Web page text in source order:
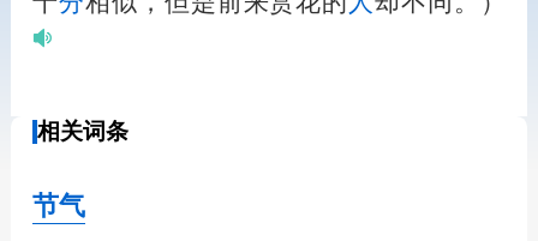
相关词条
节气